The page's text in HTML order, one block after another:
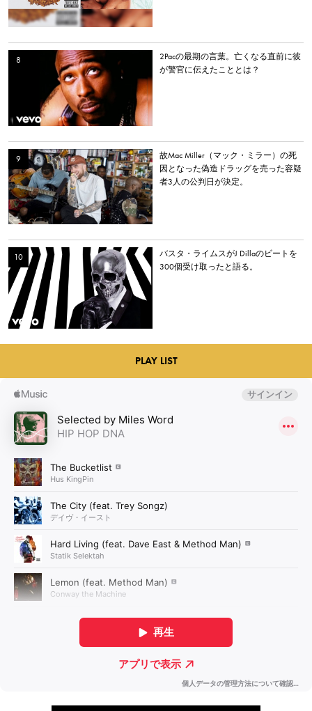
2Pacの最期の言葉。亡くなる直前に彼
が警官に伝えたこととは？
故Mac Miller（マック・ミラー）の死
因となった偽造ドラッグを売った容疑
者3人の公判日が決定。
バスタ・ライムスがJ Dillaのビートを
300個受け取ったと語る。
PLAY LIST